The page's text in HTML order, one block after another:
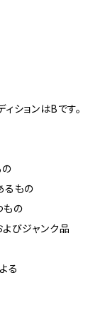
ションはBです。
もの
もの
びジャンク品
る